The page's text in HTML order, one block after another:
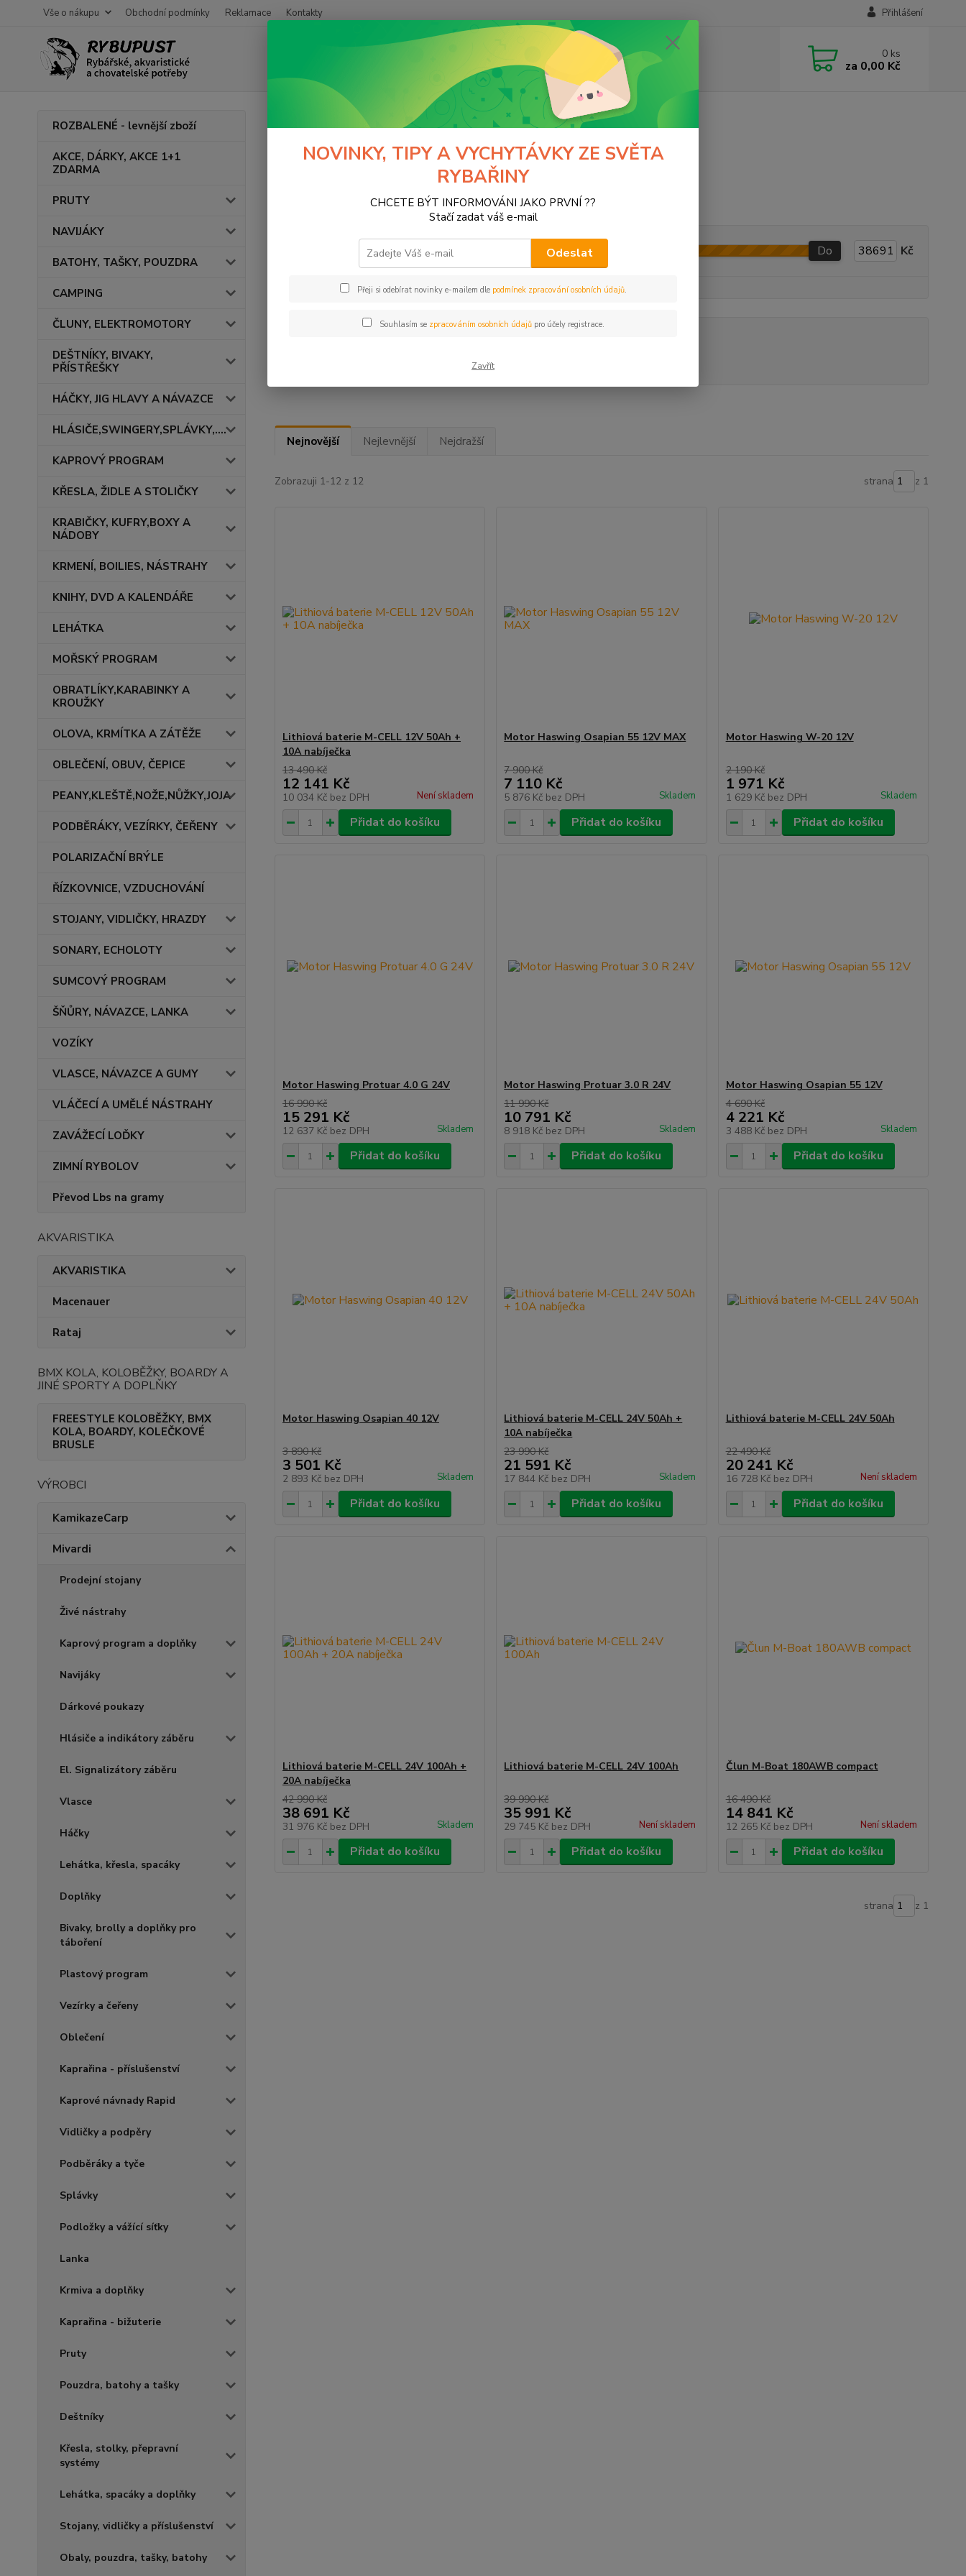
Vše o nákupu Obchodní podmínky Reklamace Kontakty Přihlášení
0 ks
za 0,00 Kč
ROZBALENÉ - levnější zboží
AKCE, DÁRKY, AKCE 1+1
ZDARMA
PRUTY
NAVIJÁKY
BATOHY, TAŠKY, POUZDRA
CAMPING
ČLUNY, ELEKTROMOTORY
DEŠTNÍKY, BIVAKY,
PŘÍSTŘEŠKY
HÁČKY, JIG HLAVY A NÁVAZCE
HLÁSIČE,SWINGERY,SPLÁVKY,....
KAPROVÝ PROGRAM
KŘESLA, ŽIDLE A STOLIČKY
KRABIČKY, KUFRY,BOXY A
NÁDOBY
KRMENÍ, BOILIES, NÁSTRAHY
KNIHY, DVD A KALENDÁŘE
LEHÁTKA
MOŘSKÝ PROGRAM
OBRATLÍKY,KARABINKY A
KROUŽKY
OLOVA, KRMÍTKA A ZÁTĚŽE
OBLEČENÍ, OBUV, ČEPICE
PEANY,KLEŠTĚ,NOŽE,NŮŽKY,JOJA
PODBĚRÁKY, VEZÍRKY, ČEŘENY
POLARIZAČNÍ BRÝLE
ŘÍZKOVNICE, VZDUCHOVÁNÍ
STOJANY, VIDLIČKY, HRAZDY
SONARY, ECHOLOTY
SUMCOVÝ PROGRAM
ŠŇŮRY, NÁVAZCE, LANKA
VOZÍKY
VLASCE, NÁVAZCE A GUMY
VLÁČECÍ A UMĚLÉ NÁSTRAHY
ZAVÁŽECÍ LOĎKY
ZIMNÍ RYBOLOV
Převod Lbs na gramy
AKVARISTIKA
AKVARISTIKA
Macenauer
Rataj
BMX KOLA, KOLOBĚŽKY, BOARDY A
JINÉ SPORTY A DOPLŇKY
FREESTYLE KOLOBĚŽKY, BMX
KOLA, BOARDY, KOLEČKOVÉ
BRUSLE
VÝROBCI
KamikazeCarp
Mivardi
Prodejní stojany
Živé nástrahy
Kaprový program a doplňky
Navijáky
Dárkové poukazy
Hlásiče a indikátory záběru
El. Signalizátory záběru
Vlasce
Háčky
Lehátka, křesla, spacáky
Doplňky
Bivaky, brolly a doplňky pro
táboření
Plastový program
Vezírky a čeřeny
Oblečení
Kaprařina - příslušenství
Kaprové návnady Rapid
Vidličky a podpěry
Podběráky a tyče
Splávky
Podložky a vážící síťky
Lanka
Krmiva a doplňky
Kaprařina - bižuterie
Pruty
Pouzdra, batohy a tašky
Deštníky
Křesla, stolky, přepravní
systémy
Lehátka, spacáky a doplňky
Stojany, vidličky a příslušenství
Obaly, pouzdra, tašky, batohy
Čluny, lodičky, baterie a příslušenství
Čluny, lodičky, baterie a příslušenství
M-CELL lithiové baterie
Kč Od Do Kč
Nejnovější Nejlevnější Nejdražší
Zobrazuji 1-12 z 12 strana z 1
Lithiová baterie M-CELL 12V 50Ah +
10A nabíječka
13 490 Kč
12 141 Kč
10 034 Kč bez DPH Není skladem
Přidat do košíku
Motor Haswing Osapian 55 12V MAX
7 900 Kč
7 110 Kč
5 876 Kč bez DPH Skladem
Přidat do košíku
Motor Haswing W-20 12V
2 190 Kč
1 971 Kč
1 629 Kč bez DPH Skladem
Přidat do košíku
Motor Haswing Protuar 4.0 G 24V
16 990 Kč
15 291 Kč
12 637 Kč bez DPH Skladem
Přidat do košíku
Motor Haswing Protuar 3.0 R 24V
11 990 Kč
10 791 Kč
8 918 Kč bez DPH Skladem
Přidat do košíku
Motor Haswing Osapian 55 12V
4 690 Kč
4 221 Kč
3 488 Kč bez DPH Skladem
Přidat do košíku
Motor Haswing Osapian 40 12V
3 890 Kč
3 501 Kč
2 893 Kč bez DPH Skladem
Přidat do košíku
Lithiová baterie M-CELL 24V 50Ah +
10A nabíječka
23 990 Kč
21 591 Kč
17 844 Kč bez DPH Skladem
Přidat do košíku
Lithiová baterie M-CELL 24V 50Ah
22 490 Kč
20 241 Kč
16 728 Kč bez DPH Není skladem
Přidat do košíku
Lithiová baterie M-CELL 24V 100Ah +
20A nabíječka
42 990 Kč
38 691 Kč
31 976 Kč bez DPH Skladem
Přidat do košíku
Lithiová baterie M-CELL 24V 100Ah
39 990 Kč
35 991 Kč
29 745 Kč bez DPH Není skladem
Přidat do košíku
Člun M-Boat 180AWB compact
16 490 Kč
14 841 Kč
12 265 Kč bez DPH Není skladem
Přidat do košíku
strana z 1
NOVINKY, TIPY A VYCHYTÁVKY ZE SVĚTA
RYBAŘINY
CHCETE BÝT INFORMOVÁNI JAKO PRVNÍ ??
Stačí zadat váš e-mail
Odeslat
Přeji si odebírat novinky e-mailem dle podmínek zpracování osobních údajů.
Souhlasím se zpracováním osobních údajůpro účely registrace.
Zavřít